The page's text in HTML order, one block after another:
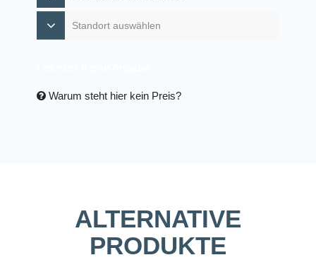
Warum steht hier kein Preis?
ALTERNATIVE
PRODUKTE